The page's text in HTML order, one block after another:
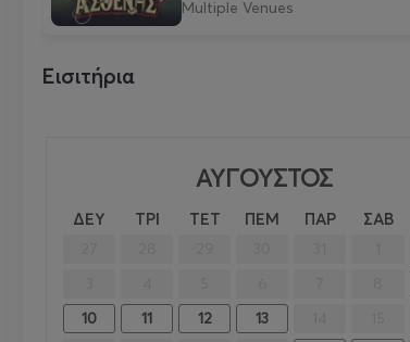
Multiple Venues
Εισιτήρια
ΑΎΓΟΥΣΤΟΣ
ΔΕΥ ΤΡΙ ΤΕΤ ΠΕΜ ΠΑΡ ΣΑΒ
10
11 12 13